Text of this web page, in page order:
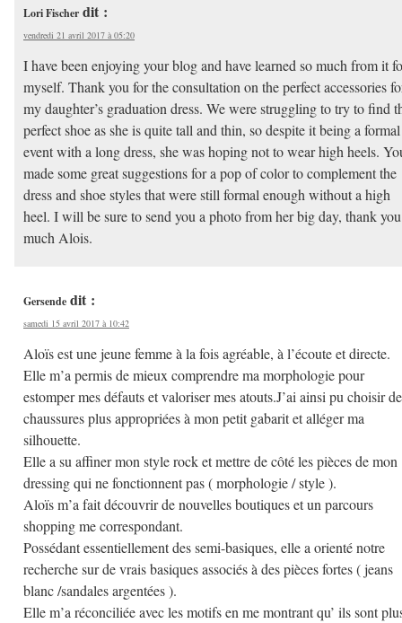
Lori Fischer dit :
vendredi 21 avril 2017 à 05:20
I have been enjoying your blog and have learned so much from it
myself. Thank you for the consultation on the perfect accessories
my daughter’s graduation dress. We were struggling to try to find
perfect shoe as she is quite tall and thin, so despite it being a formal
event with a long dress, she was hoping not to wear high heels.
made some great suggestions for a pop of color to complement the
dress and shoe styles that were still formal enough without a high
heel. I will be sure to send you a photo from her big day, thank
much Alois.
Gersende dit :
samedi 15 avril 2017 à 10:42
Aloïs est une jeune femme à la fois agréable, à l’écoute et directe.
Elle m’a permis de mieux comprendre ma morphologie pour
estomper mes défauts et valoriser mes atouts.J’ai ainsi pu choisir
chaussures plus appropriées à mon petit gabarit et alléger ma
silhouette.
Elle a su affiner mon style rock et mettre de côté les pièces de mon
dressing qui ne fonctionnent pas ( morphologie / style ).
Aloïs m’a fait découvrir de nouvelles boutiques et un parcours
shopping me correspondant.
Possédant essentiellement des semi-basiques, elle a orienté notre
recherche sur de vrais basiques associés à des pièces fortes ( jeans
blanc /sandales argentées ).
Elle m’a réconciliée avec les motifs en me montrant qu’ ils sont